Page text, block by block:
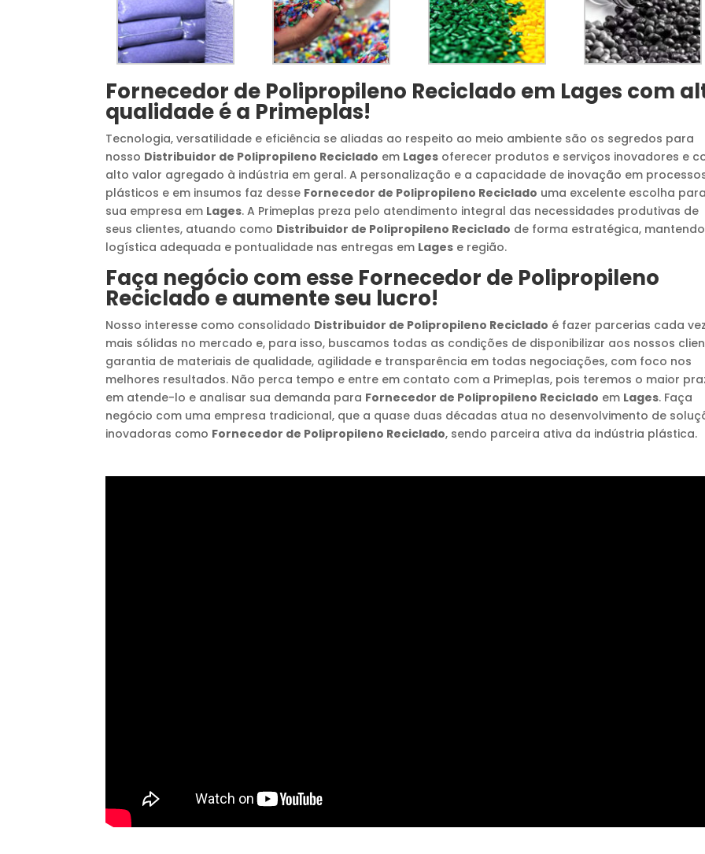
Fornecedor de Polipropileno Reciclado em Lages com
qualidade é a Primeplas!
Tecnologia, versatilidade e eficiência se aliadas ao respeito ao meio ambiente são os segredos para
nosso Distribuidor de Polipropileno Reciclado em Lages oferecer produtos e serviços inovadores e
alto valor agregado à indústria em geral. A personalização e a capacidade de inovação em
plásticos e em insumos faz desse Fornecedor de Polipropileno Reciclado uma excelente escolha para
sua empresa em Lages. A Primeplas preza pelo atendimento integral das necessidades produtivas de
seus clientes, atuando como Distribuidor de Polipropileno Reciclado de forma estratégica, mantendo
logística adequada e pontualidade nas entregas em Lages e região.
Faça negócio com esse Fornecedor de Polipropileno
Reciclado e aumente seu lucro!
Nosso interesse como consolidado Distribuidor de Polipropileno Reciclado é fazer parcerias cada vez
mais sólidas no mercado e, para isso, buscamos todas as condições de disponibilizar aos nossos
garantia de materiais de qualidade, agilidade e transparência em todas negociações, com foco nos
melhores resultados. Não perca tempo e entre em contato com a Primeplas, pois teremos o maior
em atende-lo e analisar sua demanda para Fornecedor de Polipropileno Reciclado em Lages. Faça
negócio com uma empresa tradicional, que a quase duas décadas atua no desenvolvimento de
inovadoras como Fornecedor de Polipropileno Reciclado, sendo parceira ativa da indústria plástica.